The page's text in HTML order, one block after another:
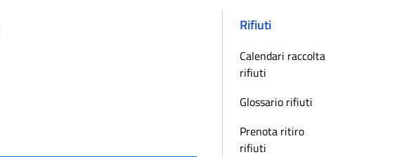
Rifiuti
Calendari raccolta
rifiuti
Glossario rifiuti
Prenota ritiro
rifiuti